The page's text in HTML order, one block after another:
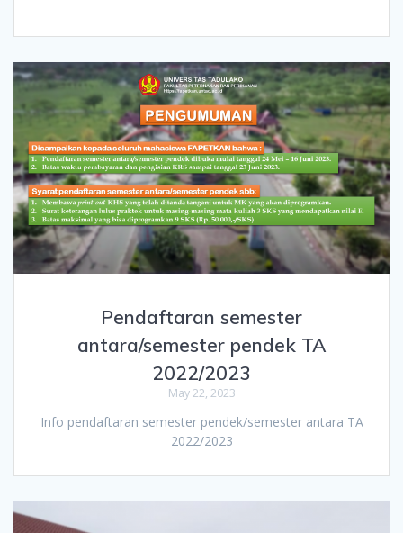
Pendaftaran semester
antara/semester pendek TA
2022/2023
May 22, 2023
Info pendaftaran semester pendek/semester antara TA
2022/2023